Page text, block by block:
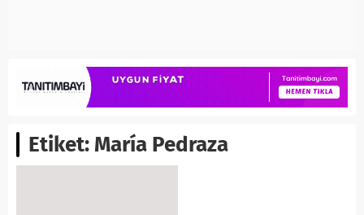
Etiket: María Pedraza